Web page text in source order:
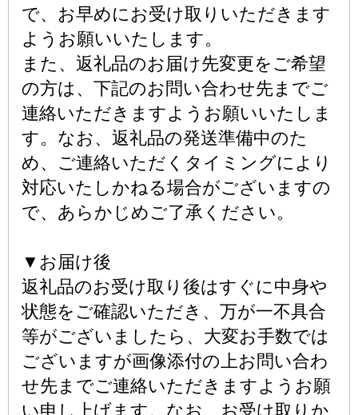
で、お早めにお受け取りいただきます
ようお願いいたします。
また、返礼品のお届け先変更をご希望
の方は、下記のお問い合わせ先までご
連絡いただきますようお願いいたしま
す。なお、返礼品の発送準備中のた
め、ご連絡いただくタイミングにより
対応いたしかねる場合がございますの
で、あらかじめご了承ください。
▼お届け後
返礼品のお受け取り後はすぐに中身や
状態をご確認いただき、万が一不具合
等がございましたら、大変お手数では
ございますが画像添付の上お問い合わ
せ先までご連絡いただきますようお願
い申し上げます。なお、お受け取りか